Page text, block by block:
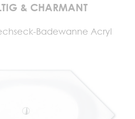
& CHARMANT
Badewanne Acryl